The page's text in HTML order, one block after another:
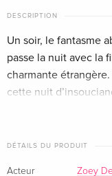
DESCRIPTION
Un soir, le fantasme
passe la nuit avec la
charmante
cette nuit
DÉTAILS DU PRODUIT
Acteur Zoey